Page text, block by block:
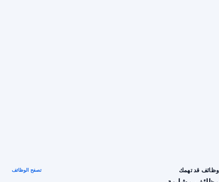
وظائف قد تهمك تصفح الوظائف